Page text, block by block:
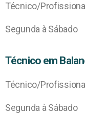
Técnico/
Segunda à Sábado
Técnico em
Técnico/
Segunda à Sábado